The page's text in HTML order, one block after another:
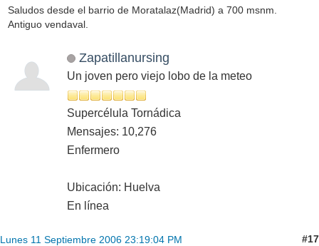
Saludos desde el barrio de Moratalaz(Madrid) a 700 msnm.
Antiguo vendaval.
Zapatillanursing
Un joven pero viejo lobo de la meteo
Supercélula Tornádica
Mensajes: 10,276
Enfermero
Ubicación: Huelva
En línea
Lunes 11 Septiembre 2006 23:19:04 PM #17